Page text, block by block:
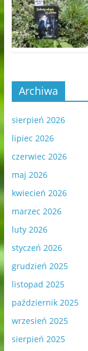
Archiwa
sierpień 2026
lipiec 2026
czerwiec 2026
maj 2026
kwiecień 2026
marzec 2026
luty 2026
styczeń 2026
grudzień 2025
listopad 2025
październik 2025
wrzesień 2025
sierpień 2025